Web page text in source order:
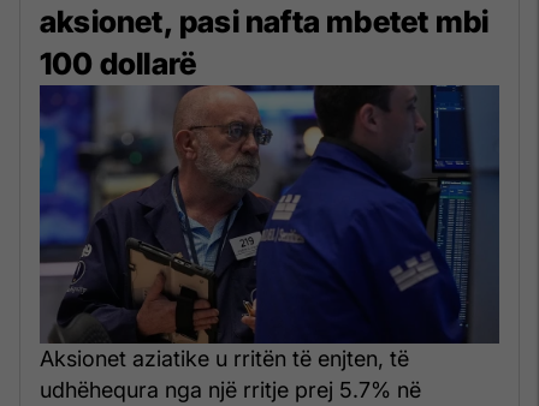
aksionet, pasi nafta mbetet mbi
100 dollarë
Aksionet aziatike u rritën të enjten, të
udhëhequra nga një rritje prej 5.7% në